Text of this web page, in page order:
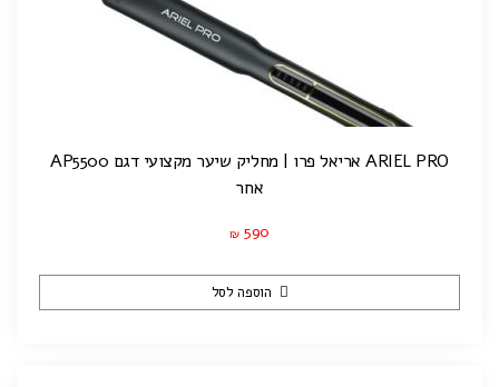
ARIEL PRO אריאל פרו | מחליק שיער מקצועי דגם AP5500
אחר
₪ 590
הוספה לסל